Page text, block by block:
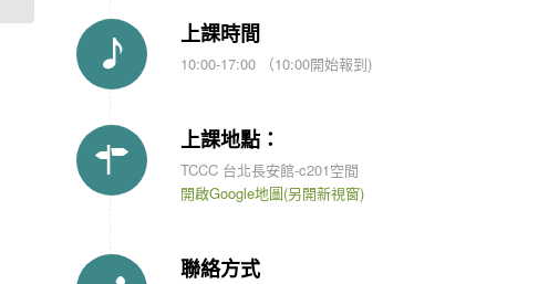
上課時間
10:00-17:00 （10:00開始報到)
上課地點：
TCCC 台北長安館-c201空間
開啟Google地圖(另開新視窗)
聯絡方式